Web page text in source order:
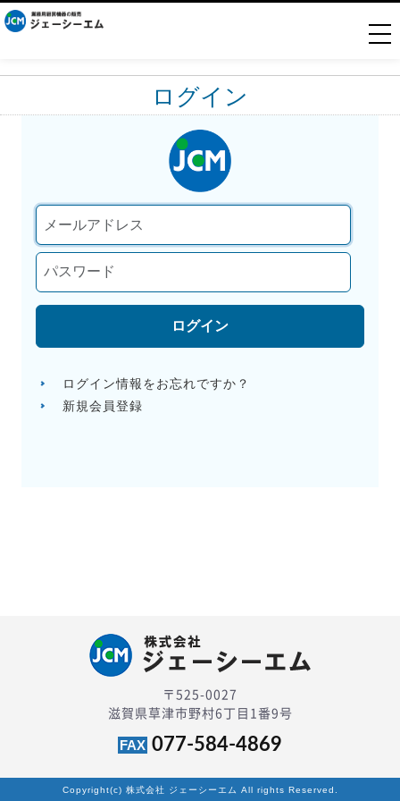
ログイン
ログイン
ログイン情報をお忘れですか？
新規会員登録
〒525-0027
滋賀県草津市野村6丁目1番9号
FAX 077-584-4869
Copyright(c) 株式会社 ジェーシーエム All rights Reserved.